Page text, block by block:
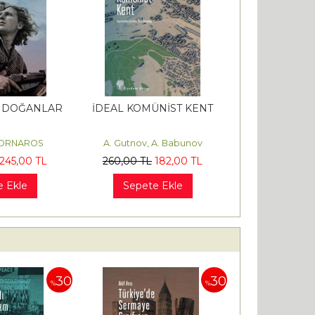
245,00 TL
Ekle
İDEAL KOMÜNİST KENT
A. Gutnov, A. Babunov
260,00TL 182,00 TL
Sepete Ekle
%30 %30